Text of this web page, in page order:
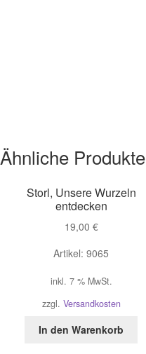
Ähnliche Produkte
Storl, Unsere Wurzeln
entdecken
19,00 €
Artikel: 9065
inkl. 7 % MwSt.
zzgl. Versandkosten
In den Warenkorb